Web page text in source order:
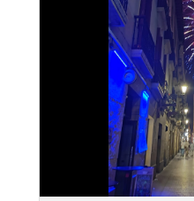
baliatzen gara. Ohar hau
erabiltzeko baimen